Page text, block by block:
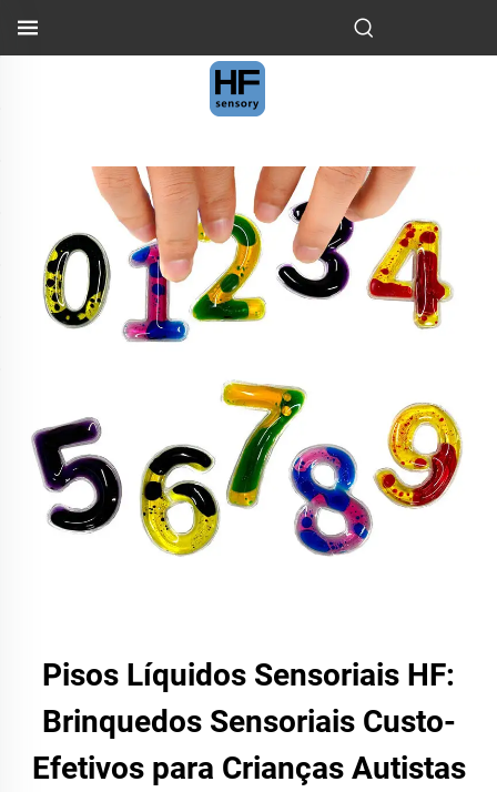
Pisos Líquidos Sensoriais HF:
Brinquedos Sensoriais Custo-
Efetivos para Crianças Autistas